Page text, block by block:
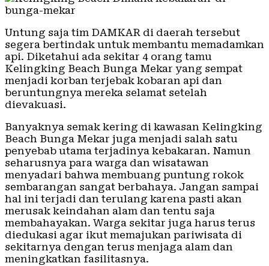
Untung saja tim DAMKAR di daerah tersebut
segera bertindak untuk membantu memadamkan
api. Diketahui ada sekitar 4 orang tamu
Kelingking Beach Bunga Mekar yang sempat
menjadi korban terjebak kobaran api dan
beruntungnya mereka selamat setelah
dievakuasi.
Banyaknya semak kering di kawasan Kelingking
Beach Bunga Mekar juga menjadi salah satu
penyebab utama terjadinya kebakaran. Namun
seharusnya para warga dan wisatawan
menyadari bahwa membuang puntung rokok
sembarangan sangat berbahaya. Jangan sampai
hal ini terjadi dan terulang karena pasti akan
merusak keindahan alam dan tentu saja
membahayakan. Warga sekitar juga harus terus
diedukasi agar ikut memajukan pariwisata di
sekitarnya dengan terus menjaga alam dan
meningkatkan fasilitasnya.